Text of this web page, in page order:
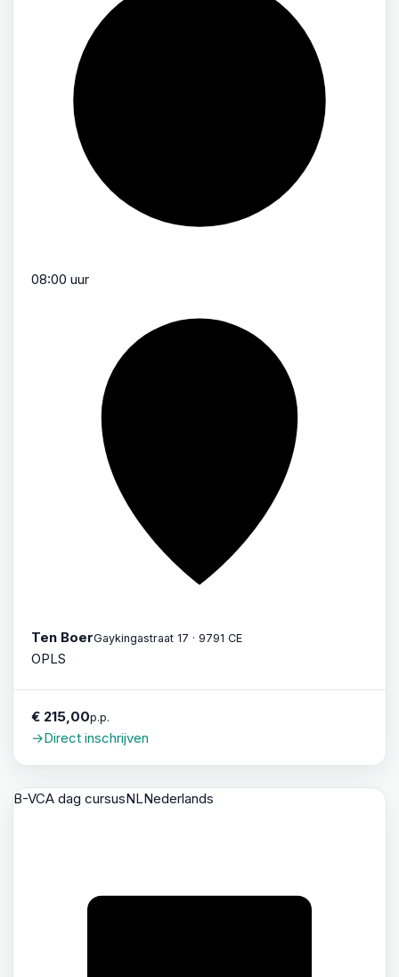
08:00 uur
Ten BoerGaykingastraat 17 · 9791 CE
OPLS
€ 215,00p.p.
→Direct inschrijven
B-VCA dag cursusNLNederlands